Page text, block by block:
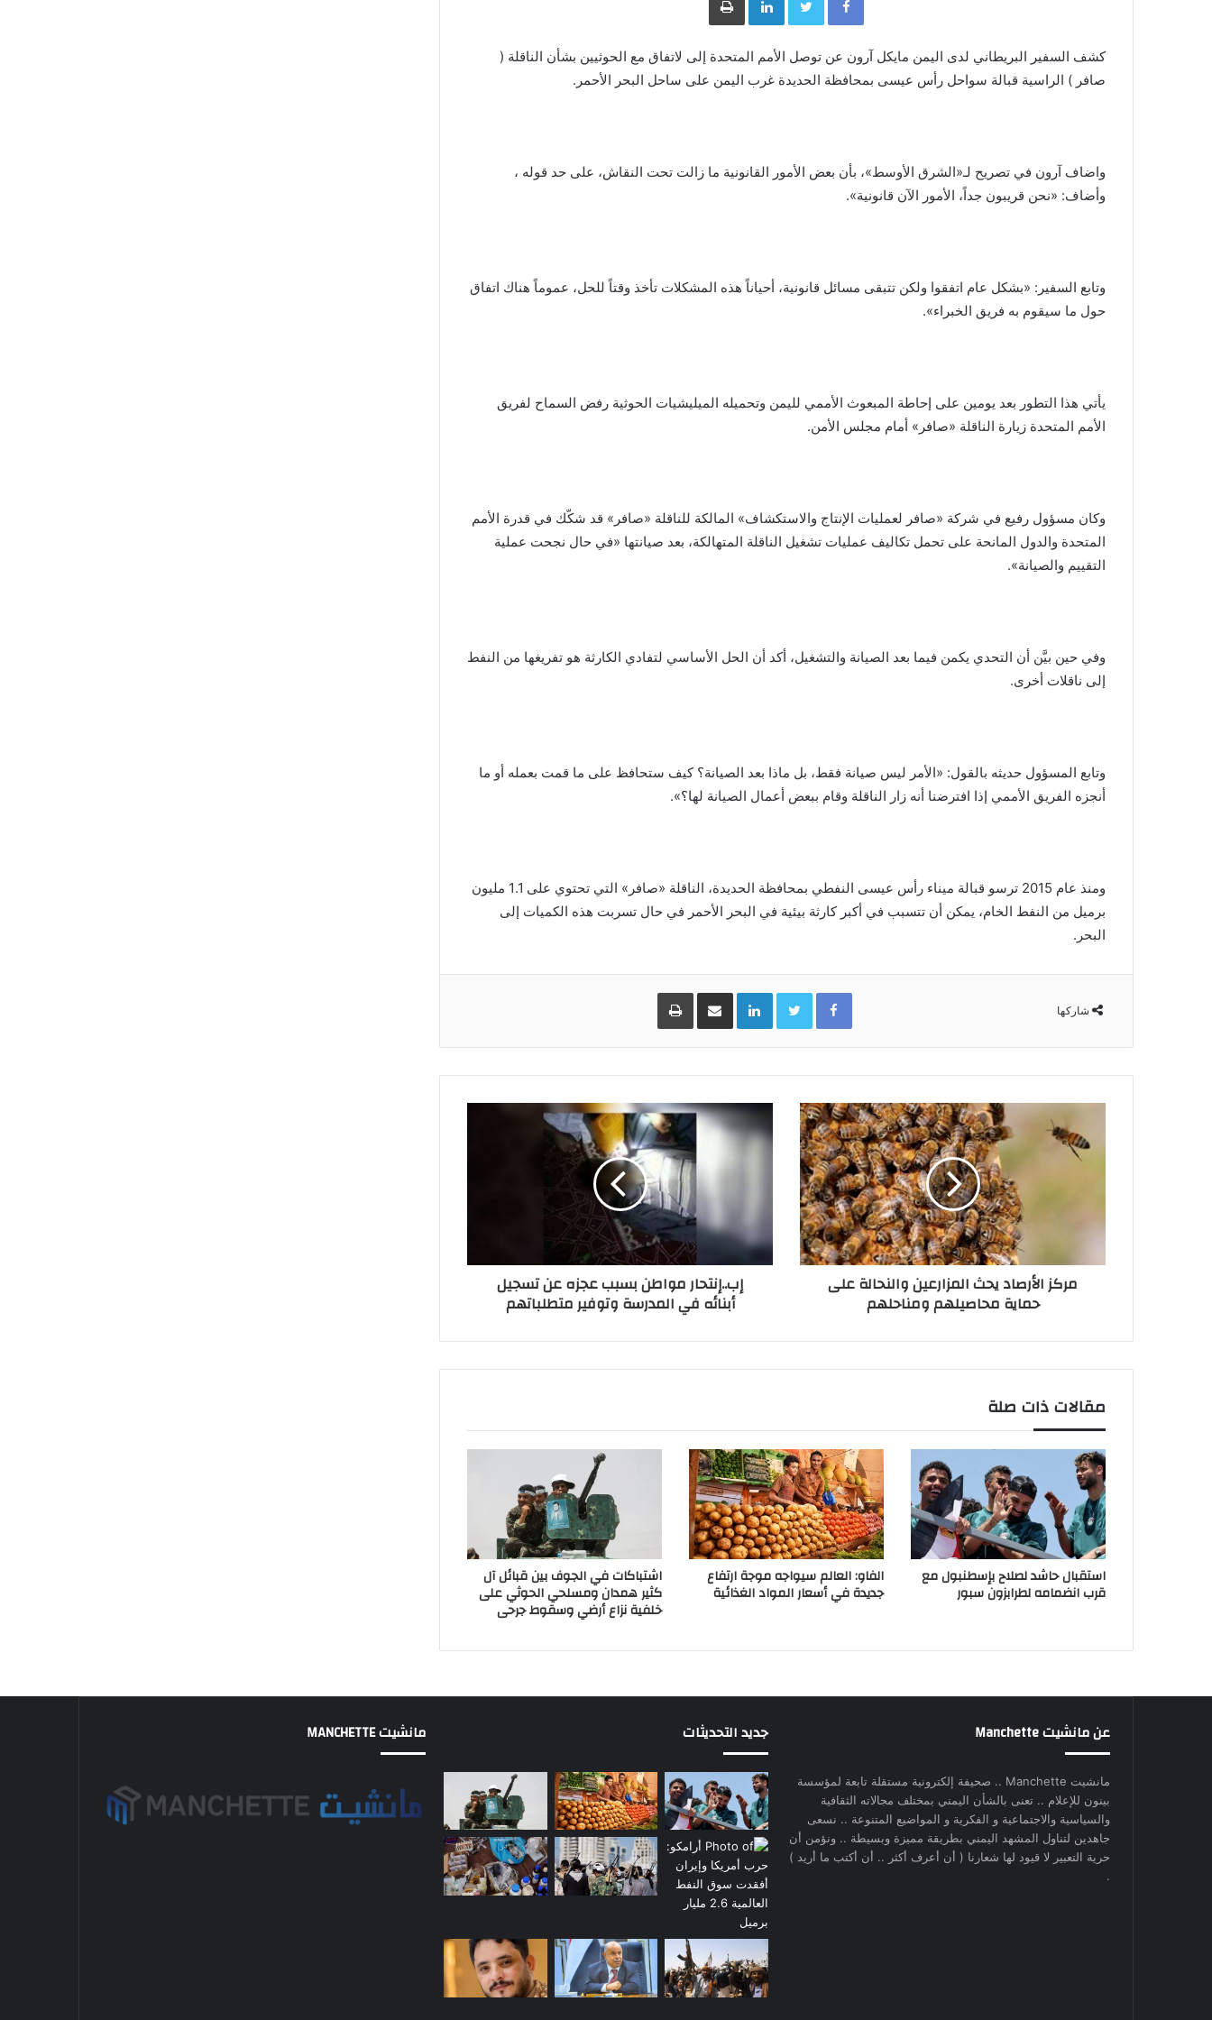
كشف السفير البريطاني لدى اليمن مايكل آرون عن توصل الأمم المتحدة إلى لاتفاق مع الحوثيين بشأن الناقلة (
صافر ) الراسية قبالة سواحل رأس عيسى بمحافظة الحديدة غرب اليمن على ساحل البحر الأحمر.
واضاف آرون في تصريح لـ«الشرق الأوسط»، بأن بعض الأمور القانونية ما زالت تحت النقاش، على حد قوله ،
وأضاف: «نحن قريبون جداً، الأمور الآن قانونية».
وتابع السفير: «بشكل عام اتفقوا ولكن تتبقى مسائل قانونية، أحياناً هذه المشكلات تأخذ وقتاً للحل، عموماً هناك اتفاق
حول ما سيقوم به فريق الخبراء».
يأتي هذا التطور بعد يومين على إحاطة المبعوث الأممي لليمن وتحميله الميليشيات الحوثية رفض السماح لفريق
الأمم المتحدة زيارة الناقلة «صافر» أمام مجلس الأمن.
وكان مسؤول رفيع في شركة «صافر لعمليات الإنتاج والاستكشاف» المالكة للناقلة «صافر» قد شكّك في قدرة الأمم
المتحدة والدول المانحة على تحمل تكاليف عمليات تشغيل الناقلة المتهالكة، بعد صيانتها «في حال نجحت عملية
التقييم والصيانة».
وفي حين بيَّن أن التحدي يكمن فيما بعد الصيانة والتشغيل، أكد أن الحل الأساسي لتفادي الكارثة هو تفريغها من النفط
إلى ناقلات أخرى.
وتابع المسؤول حديثه بالقول: «الأمر ليس صيانة فقط، بل ماذا بعد الصيانة؟ كيف ستحافظ على ما قمت بعمله أو ما
أنجزه الفريق الأممي إذا افترضنا أنه زار الناقلة وقام ببعض أعمال الصيانة لها؟».
ومنذ عام 2015 ترسو قبالة ميناء رأس عيسى النفطي بمحافظة الحديدة، الناقلة «صافر» التي تحتوي على 1.1 مليون
برميل من النفط الخام، يمكن أن تتسبب في أكبر كارثة بيئية في البحر الأحمر في حال تسربت هذه الكميات إلى
البحر.
شاركها
Facebook
Twitter
LinkedInمشاركة عبر البريد طباعة
مركز الأرصاد يحث المزارعين والنحالة على
حماية محاصيلهم ومناحلهم
إب..إنتحار مواطن بسبب عجزه عن تسجيل
أبنائه في المدرسة وتوفير متطلباتهم
مقالات ذات صلة
استقبال حاشد لصلاح بإسطنبول مع
قرب انضمامه لطرابزون سبور
الفاو: العالم سيواجه موجة ارتفاع
جديدة في أسعار المواد الغذائية
اشتباكات في الجوف بين قبائل آل
كثير همدان ومسلحي الحوثي على
خلفية نزاع أرضي وسقوط جرحى
عن مانشيت Manchette
مانشيت Manchette .. صحيفة إلكترونية مستقلة تابعة لمؤسسة
بينون للإعلام .. تعنى بالشأن اليمني بمختلف مجالاته الثقافية
والسياسية والاجتماعية و الفكرية و المواضيع المتنوعة .. نسعى
جاهدين لتناول المشهد اليمني بطريقة مميزة وبسيطة .. ونؤمن أن
حرية التعبير لا قيود لها شعارنا ( أن أعرف أكثر .. أن أكتب ما أريد )
.
جديد التحديثات مانشيت MANCHETTE